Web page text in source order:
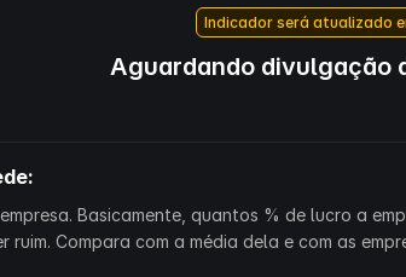
Indicador será atualizado
Aguardando divulgação
Basicamente, quantos % de lucro a
Compara com a média dela e com as